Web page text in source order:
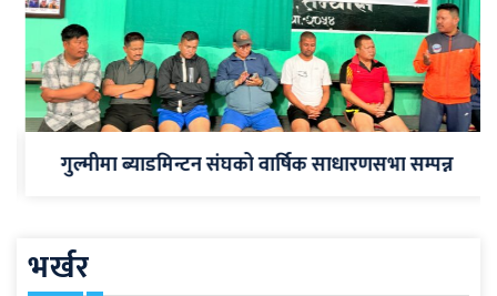
गुल्मीमा ब्याडमिन्टन संघको वार्षिक साधारणसभा सम्पन्न
भर्खर